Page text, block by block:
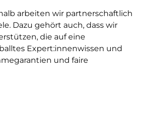
arbeiten wir partnerschaftlich
Dazu gehört auch, dass wir
die auf eine
Expert:innenwissen und
und faire